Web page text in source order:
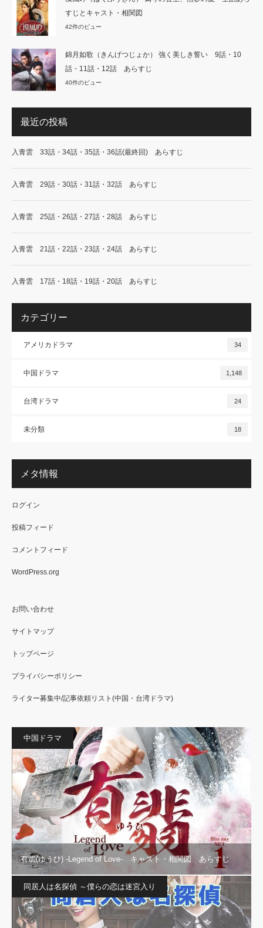
すじとキャスト・相関図
42件のビュー
錦月如歌（きんげつじょか） 強く美しき誓い 9話・10
話・11話・12話 あらすじ
40件のビュー
最近の投稿
入青雲 33話・34話・35話・36話(最終回) あらすじ
入青雲 29話・30話・31話・32話 あらすじ
入青雲 25話・26話・27話・28話 あらすじ
入青雲 21話・22話・23話・24話 あらすじ
入青雲 17話・18話・19話・20話 あらすじ
カテゴリー
アメリカドラマ 34
中国ドラマ 1,148
台湾ドラマ 24
未分類 18
メタ情報
ログイン
投稿フィード
コメントフィード
WordPress.org
お問い合わせ
サイトマップ
トップページ
プライバシーポリシー
ライター募集中/記事依頼リスト(中国・台湾ドラマ)
中国ドラマ
有翡(ゆうひ) -Legend of Love- キャスト・相関図 あらすじ
同居人は名探偵 ～僕らの恋は迷宮入り